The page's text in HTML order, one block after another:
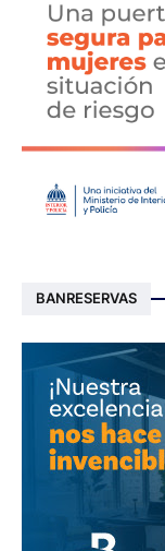
BANRESERVAS